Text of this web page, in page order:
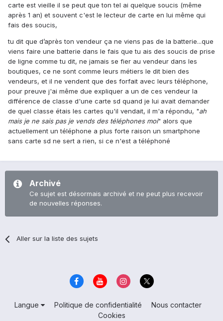
carte est vieille il se peut que ton tel ai quelque soucis (même
après 1 an) et souvent c'est le lecteur de carte en lui même qui
fais des soucis,
tu dit que d’après ton vendeur ça ne viens pas de la batterie...que
viens faire une batterie dans le fais que tu ais des soucis de prise
de ligne comme tu dit, ne jamais se fier au vendeur dans les
boutiques, ce ne sont comme leurs métiers le dit bien des
vendeurs, et il ne vendent que des forfait avec leurs téléphone,
pour preuve j'ai même due expliquer a un de ces vendeur la
différence de classe d'une carte sd quand je lui avait demander
de quel classe étais les cartes qu'il vendait, il m'a répondu, "ah
mais je ne sais pas je vends des téléphones moi" alors que
actuellement un téléphone a plus forte raison un smartphone
sans carte sd ne sert a rien, si ce n'est a téléphoné
Archivé
Ce sujet est désormais archivé et ne peut plus recevoir
de nouvelles réponses.
Aller sur la liste des sujets
Langue Politique de confidentialité
Nous contacter
Cookies